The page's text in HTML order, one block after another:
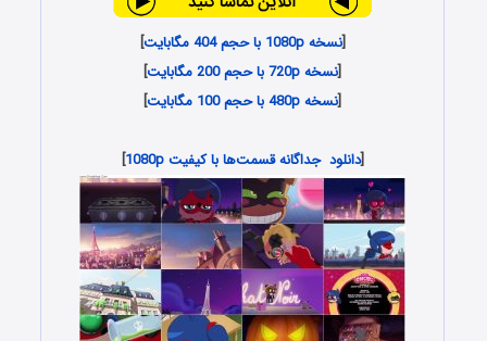
[نسخه 1080p با حجم 404 مگابایت
]
[نسخه 720p با حجم 200 مگابایت
]
[نسخه 480p با حجم 100 مگابایت ]
[دانلود جداگانه قسمت‌ها با کیفیت 1080p ]